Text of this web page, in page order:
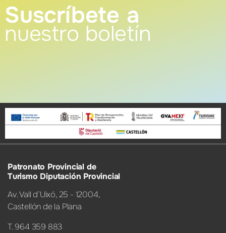
Suscríbete a
nuestro boletín
Patronato Provincial de
Turismo Diputación Provincial
Av. Vall d’Uixó, 25 - 12004,
Castellón de la Plana
T. 964 359 883